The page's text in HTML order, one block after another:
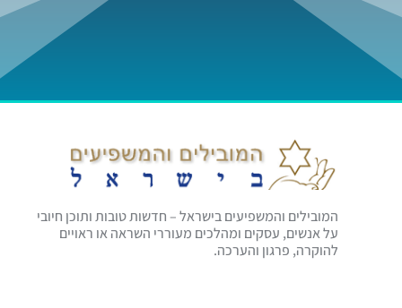
המובילים והמשפיעים בישראל – חדשות טובות ותוכן חיובי
על אנשים, עסקים ומהלכים מעוררי השראה או ראויים
להוקרה, פרגון והערכה.